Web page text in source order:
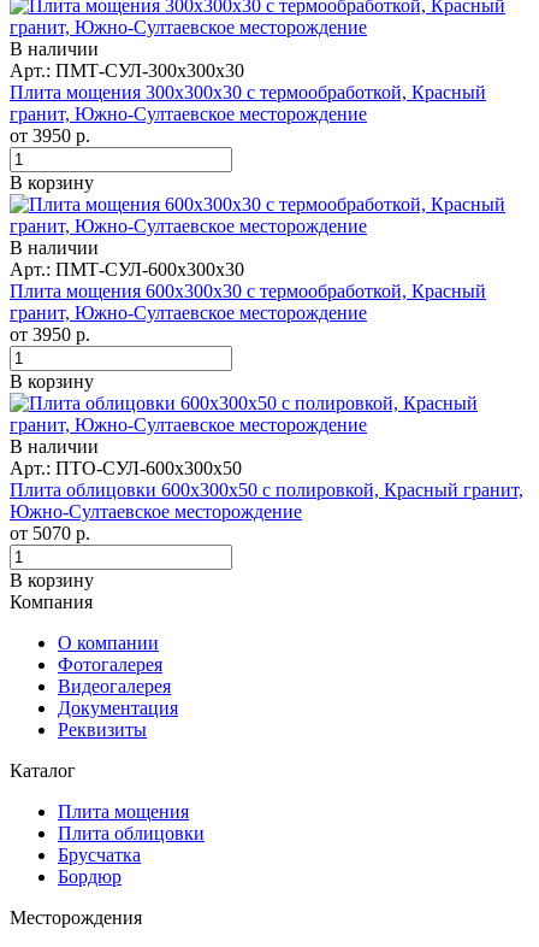
В наличии
Арт.: ПМТ-СУЛ-300х300х30
Плита мощения 300x300x30 с термообработкой, Красный
гранит, Южно-Султаевское месторождение
от 3950 р.
В корзину
В наличии
Арт.: ПМТ-СУЛ-600х300х30
Плита мощения 600x300x30 с термообработкой, Красный
гранит, Южно-Султаевское месторождение
от 3950 р.
В корзину
В наличии
Арт.: ПТО-СУЛ-600х300х50
Плита облицовки 600x300x50 с полировкой, Красный гранит,
Южно-Султаевское месторождение
от 5070 р.
В корзину
Компания
О компании
Фотогалерея
Видеогалерея
Документация
Реквизиты
Каталог
Плита мощения
Плита облицовки
Брусчатка
Бордюр
Месторождения